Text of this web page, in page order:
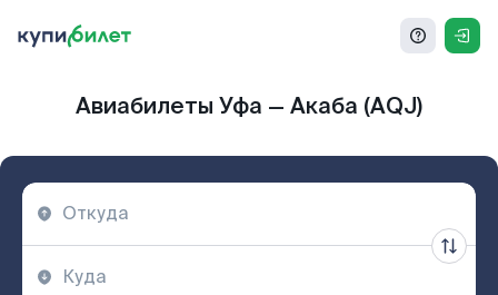
Авиабилеты Уфа — Акаба (AQJ)